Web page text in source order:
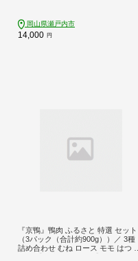
岡山県瀬戸内市
14,000 円
『京鴨』鴨肉 ふるさと 特選 セット
（3パック（合計約900g））／ 3種
詰め合わせ むね ロース モモ はつ 鴨